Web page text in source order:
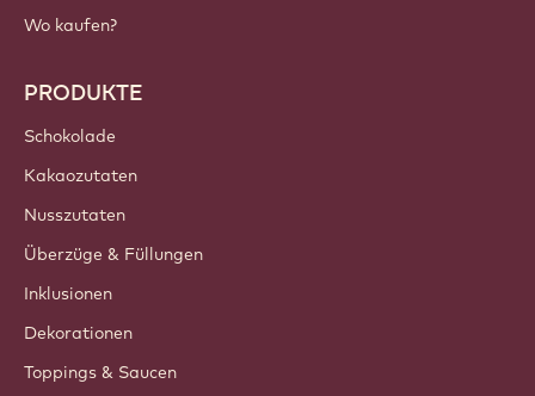
Wo kaufen?
PRODUKTE
Schokolade
Kakaozutaten
Nusszutaten
Überzüge & Füllungen
Inklusionen
Dekorationen
Toppings & Saucen